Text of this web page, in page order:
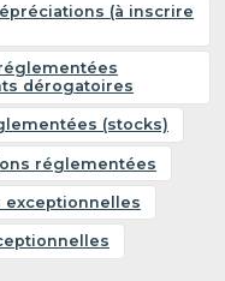
(à inscrire
dérogatoires
(stocks)
réglementées
exceptionnelles